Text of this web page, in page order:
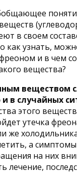
в своем
как узнать,
и в чем
вещества?
веществом
в случайных
этого
утечка
же
а
на них
лечение,